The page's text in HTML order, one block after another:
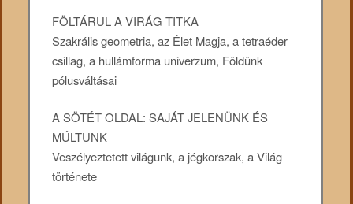
FÖLTÁRUL A VIRÁG TITKA
Szakrális geometria, az Élet Magja, a tetraéder
csillag, a hullámforma univerzum, Földünk
pólusváltásai
A SÖTÉT OLDAL: SAJÁT JELENÜNK ÉS
MÚLTUNK
Veszélyeztetett világunk, a jégkorszak, a Világ
története